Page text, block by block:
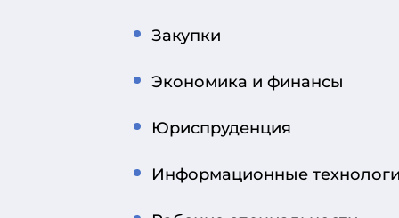
Закупки
Экономика и финансы
Юриспруденция
Информационные